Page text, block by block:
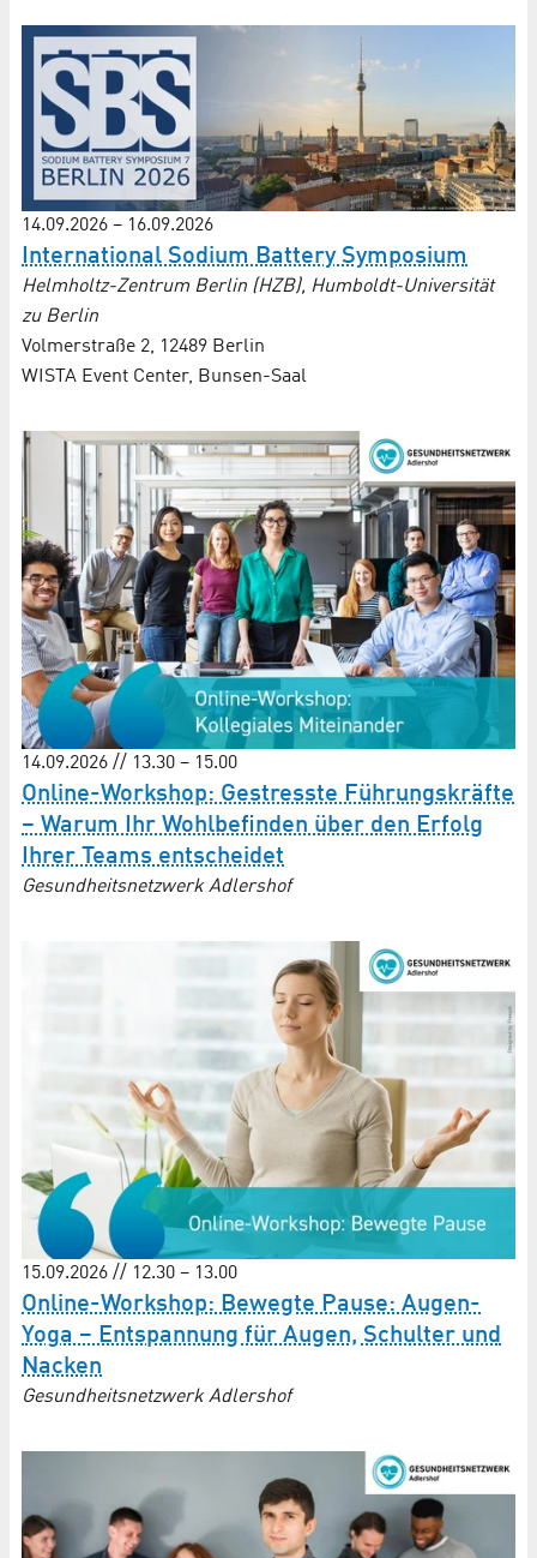
14.09.2026 – 16.09.2026
International Sodium Battery Symposium
Helmholtz-Zentrum Berlin (HZB), Humboldt-Universität
zu Berlin
Volmerstraße 2, 12489 Berlin
WISTA Event Center, Bunsen-Saal
14.09.2026 // 13.30 – 15.00
Online-Workshop: Gestresste Führungskräfte
– Warum Ihr Wohlbefinden über den Erfolg
Ihrer Teams entscheidet
Gesundheitsnetzwerk Adlershof
15.09.2026 // 12.30 – 13.00
Online-Workshop: Bewegte Pause: Augen-
Yoga – Entspannung für Augen, Schulter und
Nacken
Gesundheitsnetzwerk Adlershof